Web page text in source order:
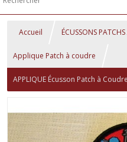
Accueil ÉCUSSONS
Applique Patch à coudre
APPLIQUE Écusson Patch à